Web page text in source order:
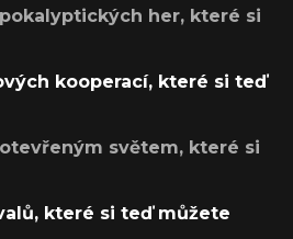
her, které si
kooperací, které si teď
světem, které si
které si teď můžete